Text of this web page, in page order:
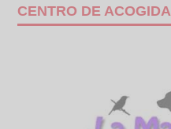
CENTRO DE ACOGIDA